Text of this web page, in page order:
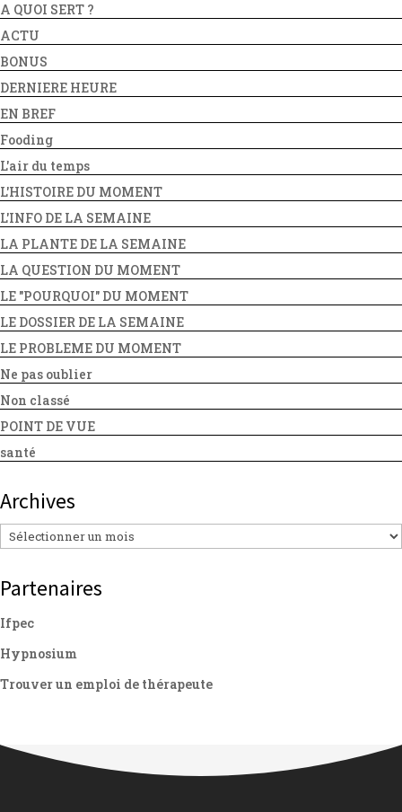
A QUOI SERT ?
ACTU
BONUS
DERNIERE HEURE
EN BREF
Fooding
L'air du temps
L'HISTOIRE DU MOMENT
L'INFO DE LA SEMAINE
LA PLANTE DE LA SEMAINE
LA QUESTION DU MOMENT
LE "POURQUOI" DU MOMENT
LE DOSSIER DE LA SEMAINE
LE PROBLEME DU MOMENT
Ne pas oublier
Non classé
POINT DE VUE
santé
Archives
Archives
Partenaires
Ifpec
Hypnosium
Trouver un emploi de thérapeute